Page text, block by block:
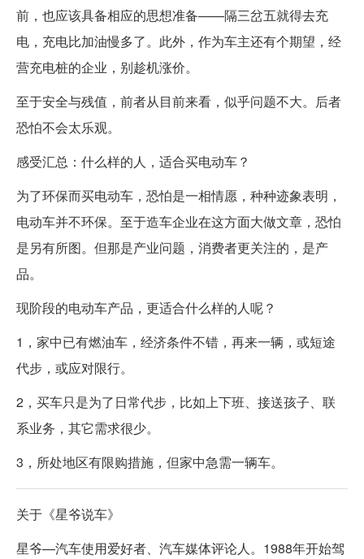
前，也应该具备相应的思想准备——隔三岔五就得去充
电，充电比加油慢多了。此外，作为车主还有个期望，经
营充电桩的企业，别趁机涨价。
至于安全与残值，前者从目前来看，似乎问题不大。后者
恐怕不会太乐观。
感受汇总：什么样的人，适合买电动车？
为了环保而买电动车，恐怕是一相情愿，种种迹象表明，
电动车并不环保。至于造车企业在这方面大做文章，恐怕
是另有所图。但那是产业问题，消费者更关注的，是产
品。
现阶段的电动车产品，更适合什么样的人呢？
1，家中已有燃油车，经济条件不错，再来一辆，或短途
代步，或应对限行。
2，买车只是为了日常代步，比如上下班、接送孩子、联
系业务，其它需求很少。
3，所处地区有限购措施，但家中急需一辆车。
关于《星爷说车》
星爷—汽车使用爱好者、汽车媒体评论人。1988年开始驾